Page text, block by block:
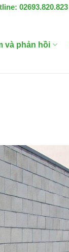
02693.820.823
và phản hồi